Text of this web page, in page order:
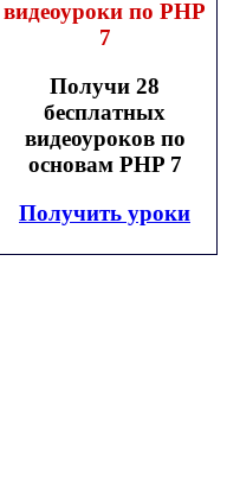
видеоуроки по PHP
7
Получи 28
бесплатных
видеоуроков по
основам PHP 7
Получить уроки